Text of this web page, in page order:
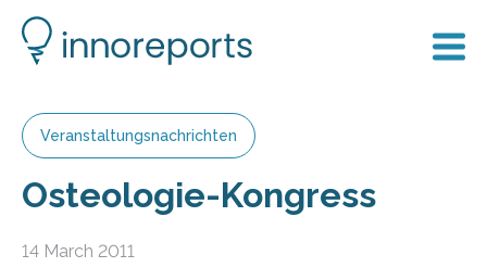
Veranstaltungsnachrichten
Osteologie-Kongress
14 March 2011